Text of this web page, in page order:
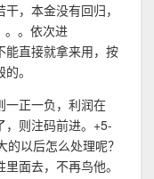
，本金没有回归，
。。依次进
能直接就拿来用，按
。
一正一负，利润在
，则注码前进。+5-
以后怎么处理呢？
面去，不再鸟他。